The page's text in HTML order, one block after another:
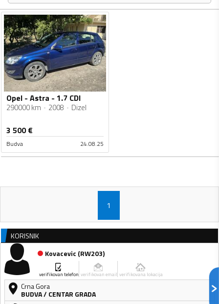
Opel - Astra - 1.7 CDI
290000 km 2008 Dizel
3 500€
Budva 24.08.25
1
KORISNIK
Kovacevic (RW203)
verifikovan telefon verifikovan email verifikovana lokacija
Crna Gora
BUDVA/ CENTAR GRADA